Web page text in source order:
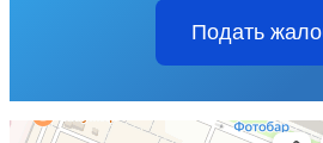
Подать